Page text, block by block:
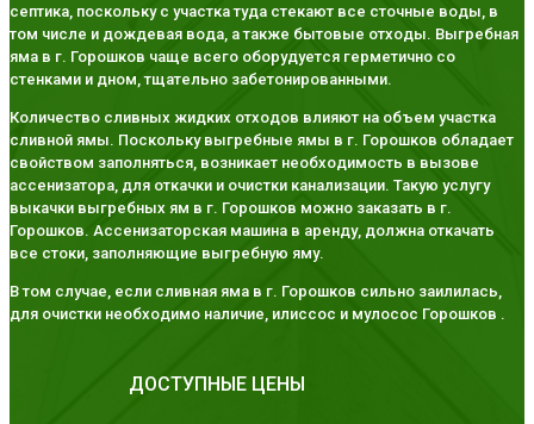
септика, поскольку с участка туда стекают все сточные воды, в
том числе и дождевая вода, а также бытовые отходы. Выгребная
яма в г. Горошков чаще всего оборудуется герметично со
стенками и дном, тщательно забетонированными.
Количество сливных жидких отходов влияют на объем участка
сливной ямы. Поскольку выгребные ямы в г. Горошков обладает
свойством заполняться, возникает необходимость в вызове
ассенизатора, для откачки и очистки канализации. Такую услугу
выкачки выгребных ям в г. Горошков можно заказать в г.
Горошков. Ассенизаторская машина в аренду, должна откачать
все стоки, заполняющие выгребную яму.
В том случае, если сливная яма в г. Горошков сильно заилилась,
для очистки необходимо наличие, илиссос и мулосос Горошков .
ДОСТУПНЫЕ ЦЕНЫ